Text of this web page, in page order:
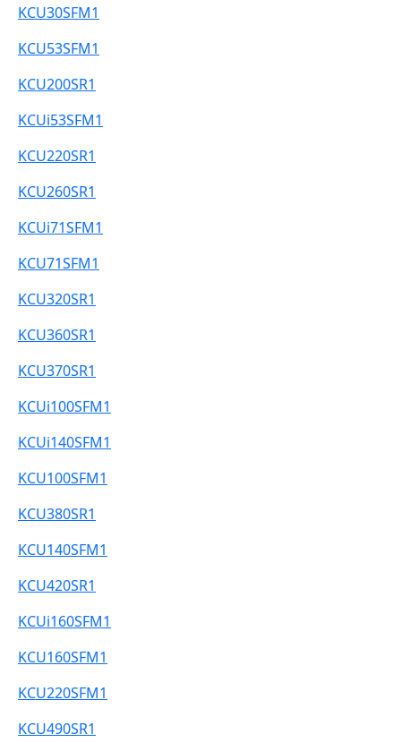
KCU30SFM1
KCU53SFM1
KCU200SR1
KCUi53SFM1
KCU220SR1
KCU260SR1
KCUi71SFM1
KCU71SFM1
KCU320SR1
KCU360SR1
KCU370SR1
KCUi100SFM1
KCUi140SFM1
KCU100SFM1
KCU380SR1
KCU140SFM1
KCU420SR1
KCUi160SFM1
KCU160SFM1
KCU220SFM1
KCU490SR1